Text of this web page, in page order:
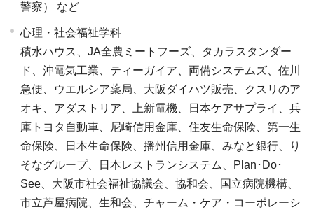
警察） など
心理・社会福祉学科
積水ハウス、JA全農ミートフーズ、タカラスタンダー
ド、沖電気工業、ティーガイア、両備システムズ、佐川
急便、ウエルシア薬局、大阪ダイハツ販売、クスリのア
オキ、アダストリア、上新電機、日本ケアサプライ、兵
庫トヨタ自動車、尼崎信用金庫、住友生命保険、第一生
命保険、日本生命保険、播州信用金庫、みなと銀行、り
そなグループ、日本レストランシステム、Plan･Do･
See、大阪市社会福祉協議会、協和会、国立病院機構、
市立芦屋病院、生和会、チャーム・ケア・コーポレーシ